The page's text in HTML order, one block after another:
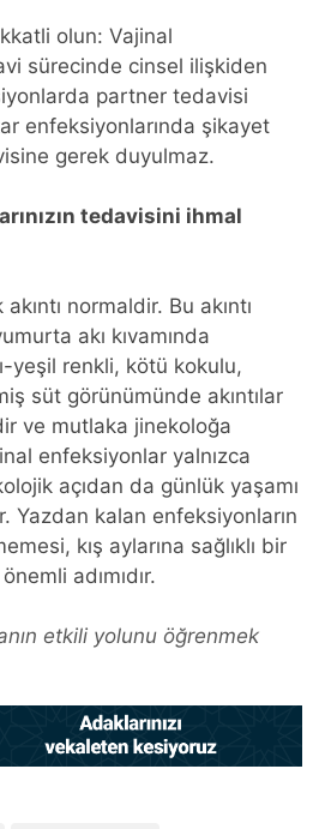
olun: Vajinal
sürecinde cinsel ilişkiden
partner tedavisi
enfeksiyonlarında şikayet
gerek duyulmaz.
tedavisini ihmal
normaldir. Bu akıntı
akı kıvamında
yeşil renkli, kötü kokulu,
süt görünümünde akıntılar
ve mutlaka jinekoloğa
enfeksiyonlar yalnızca
açıdan da günlük yaşamı
Yazdan kalan enfeksiyonların
kış aylarına sağlıklı bir
adımıdır.
etkili yolunu öğrenmek